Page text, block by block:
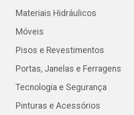
Materiais Hidráulicos
Móveis
Pisos e Revestimentos
Portas, Janelas e Ferragens
Tecnologia e Segurança
Pinturas e Acessórios